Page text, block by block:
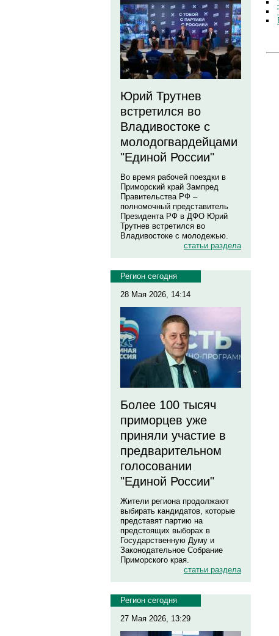
Юрий Трутнев
встретился во
Владивостоке с
молодогвардейцами
"Единой России"
Во время рабочей поездки в
Приморский край Зампред
Правительства РФ –
полномочный представитель
Президента РФ в ДФО Юрий
Трутнев встретился во
Владивостоке с молодежью.
статьи раздела
Регион сегодня
28 Мая 2026, 14:14
Более 100 тысяч
приморцев уже
приняли участие в
предварительном
голосовании
"Единой России"
Жители региона продолжают
выбирать кандидатов, которые
представят партию на
предстоящих выборах в
Государственную Думу и
Законодательное Собрание
Приморского края.
статьи раздела
Регион сегодня
27 Мая 2026, 13:29